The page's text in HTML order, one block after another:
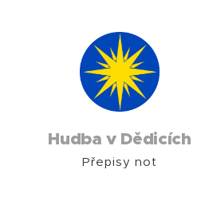
Hudba v Dědicích
Přepisy not